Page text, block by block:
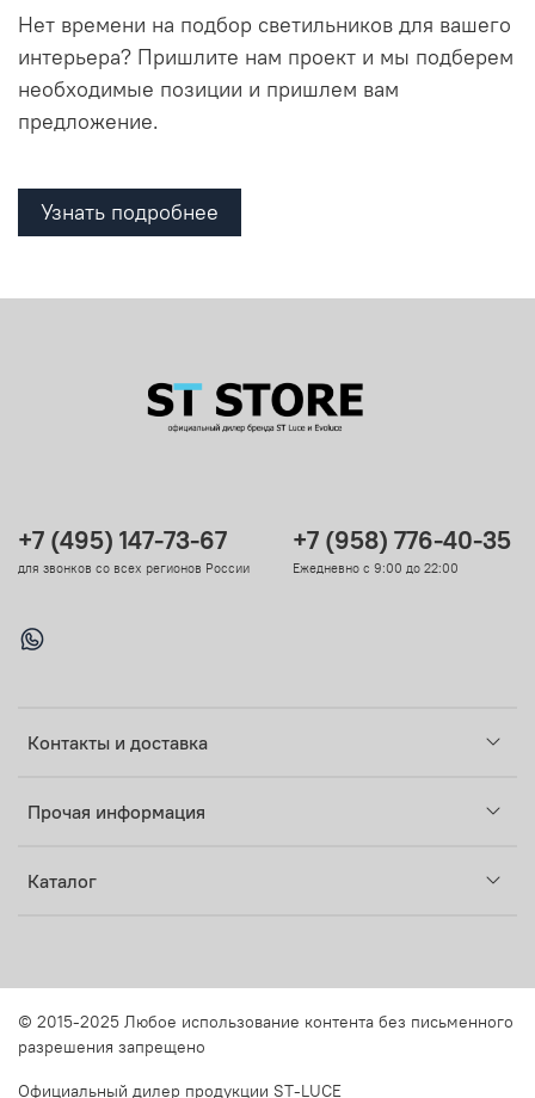
Нет времени на подбор светильников для вашего
интерьера? Пришлите нам проект и мы подберем
необходимые позиции и пришлем вам
предложение.
Узнать подробнее
Контакты и доставка
Прочая информация
Каталог
+7 (495) 147-73-67
для звонков со всех регионов России
+7 (958) 776-40-35
Ежедневно с 9:00 до 22:00
© 2015-2025 Любое использование контента без письменного
разрешения запрещено
Официальный дилер продукции ST-LUCE